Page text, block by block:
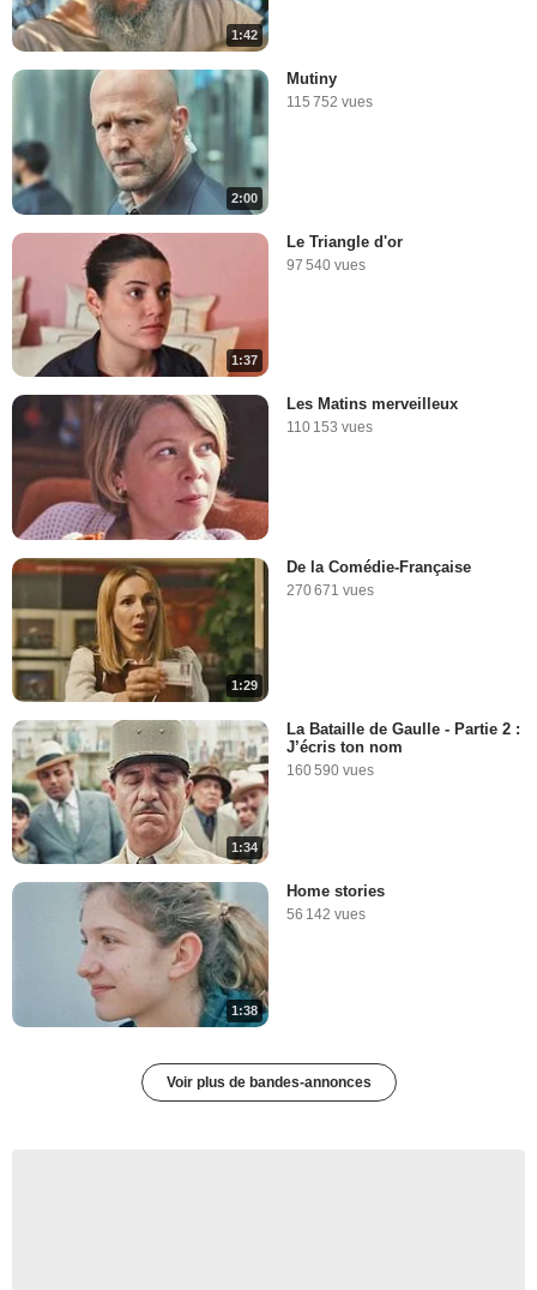
1:42
2:00
Mutiny
115 752 vues
1:37
Le Triangle d'or
97 540 vues
Les Matins merveilleux
110 153 vues
1:29
De la Comédie-Française
270 671 vues
1:34
La Bataille de Gaulle - Partie 2 :
J’écris ton nom
160 590 vues
1:38
Home stories
56 142 vues
Voir plus de bandes-annonces